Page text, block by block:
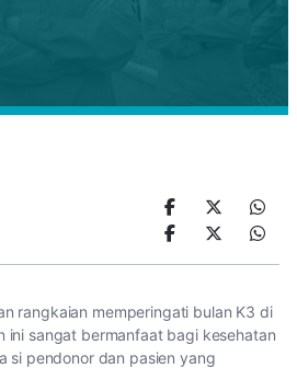
rangkaian memperingati bulan K3 di
ini sangat bermanfaat bagi kesehatan
si pendonor dan pasien yang